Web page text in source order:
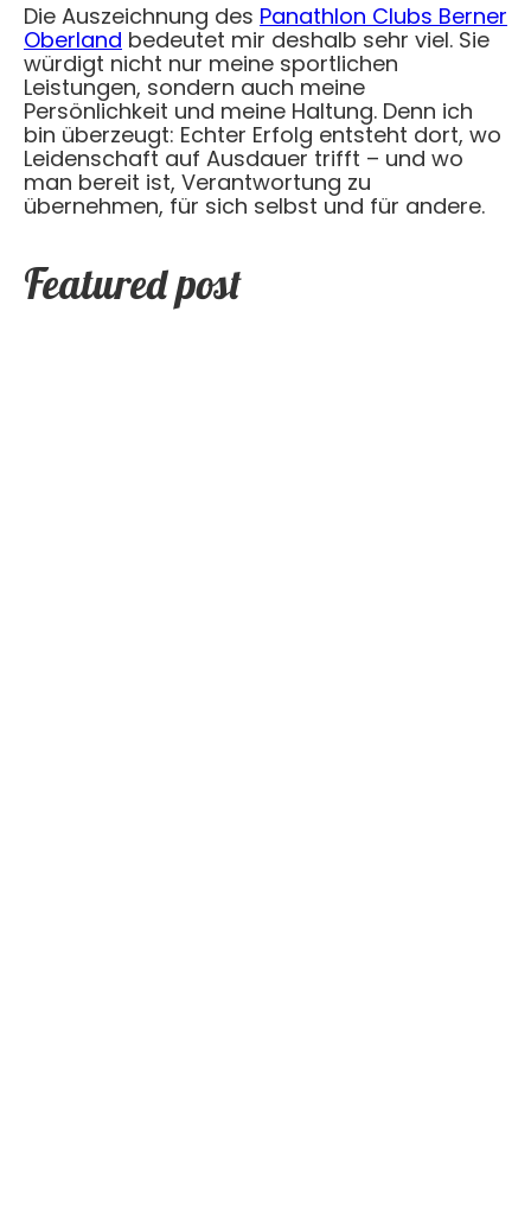
Die Auszeichnung des Panathlon Clubs Berner
Oberland bedeutet mir deshalb sehr viel. Sie
würdigt nicht nur meine sportlichen
Leistungen, sondern auch meine
Persönlichkeit und meine Haltung. Denn ich
bin überzeugt: Echter Erfolg entsteht dort, wo
Leidenschaft auf Ausdauer trifft – und wo
man bereit ist, Verantwortung zu
übernehmen, für sich selbst und für andere.
Featured post